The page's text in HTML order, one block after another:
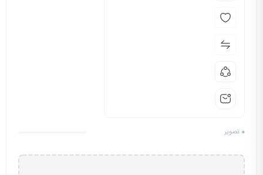
0 تصویر